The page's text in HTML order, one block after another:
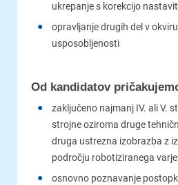
ukrepanje s korekcijo
opravljanje drugih del v
usposobljenosti
Od kandidatov
zaključeno najmanj IV. ali V.
strojne oziroma druge
druga ustrezna izobrazba z
področju robotiziranega
osnovno poznavanje